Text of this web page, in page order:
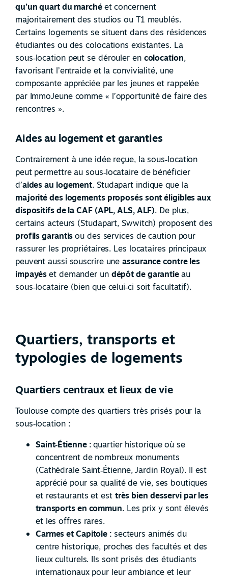
qu’un quart du marchéet concernent
majoritairement des studios ou T1 meublés.
Certains logements se situent dans des résidences
étudiantes ou des colocations existantes. La
sous‑location peut se dérouler en colocation,
favorisant l’entraide et la convivialité, une
composante appréciée par les jeunes et rappelée
par ImmoJeune comme « l’opportunité de faire des
rencontres ».
Aides au logement et garanties
Contrairement à une idée reçue, la sous‑location
peut permettre au sous‑locataire de bénéficier
d’aides au logement. Studapart indique que la
majorité des logements proposés sont éligibles aux
dispositifs de la CAF (APL, ALS, ALF). De plus,
certains acteurs (Studapart, Swwitch) proposent des
profils garantisou des services de caution pour
rassurer les propriétaires. Les locataires principaux
peuvent aussi souscrire uneassurance contre les
impayéset demander un dépôt de garantieau
sous‑locataire (bien que celui‑ci soit facultatif).
Quartiers, transports et
typologies de logements
Quartiers centraux et lieux de vie
Toulouse compte des quartiers très prisés pour la
sous‑location :
Saint‑Étienne :quartier historique où se
concentrent de nombreux monuments
(Cathédrale Saint‑Étienne, Jardin Royal). Il est
apprécié pour sa qualité de vie, ses boutiques
et restaurants et est très bien desservi par les
transports en commun. Les prix y sont élevés
et les offres rares.
Carmes et Capitole : secteurs animés du
centre historique, proches des facultés et des
lieux culturels. Ils sont prisés des étudiants
internationaux pour leur ambiance et leur